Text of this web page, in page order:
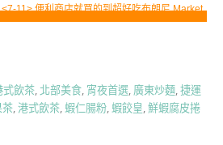
式飲茶 北部美食 宵夜首選 廣東炒麵 捷運
茶 港式飲茶 蝦仁腸粉 蝦餃皇 鮮蝦腐皮捲